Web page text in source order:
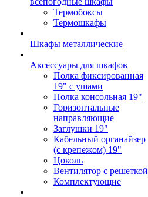
Термобоксы
Термошкафы
Шкафы металлические
Аксессуары для шкафов
Полка фиксированная
19" с ушами
Полка консольная 19"
Горизонтальные
направляющие
Заглушки 19"
Кабельный органайзер
(с крепежом) 19"
Цоколь
Вентилятор с решеткой
Комплектующие